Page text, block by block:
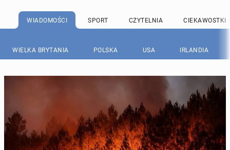
WIADOMOŚCI SPORT CZYTELNIA CIEKAWOSTKI
WIELKA BRYTANIA POLSKA USA IRLANDIA